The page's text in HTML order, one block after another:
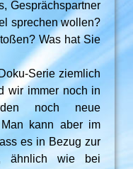
Gesprächspartner
sprechen wollen?
Was hat Sie
Serie ziemlich
wir immer noch in
noch neue
Man kann aber im
es in Bezug zur
ähnlich wie bei